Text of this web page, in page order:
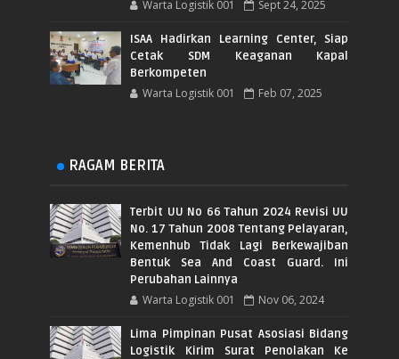
Warta Logistik 001 Sept 24, 2025
ISAA Hadirkan Learning Center, Siap
Cetak SDM Keaganan Kapal
Berkompeten
Warta Logistik 001 Feb 07, 2025
RAGAM BERITA
Terbit UU No 66 Tahun 2024 Revisi UU
No. 17 Tahun 2008 Tentang Pelayaran,
Kemenhub Tidak Lagi Berkewajiban
Bentuk Sea And Coast Guard. Ini
Perubahan Lainnya
Warta Logistik 001 Nov 06, 2024
Lima Pimpinan Pusat Asosiasi Bidang
Logistik Kirim Surat Penolakan Ke